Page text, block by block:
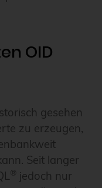
OID
gesehen
zu erzeugen,
Seit langer
® jedoch nur